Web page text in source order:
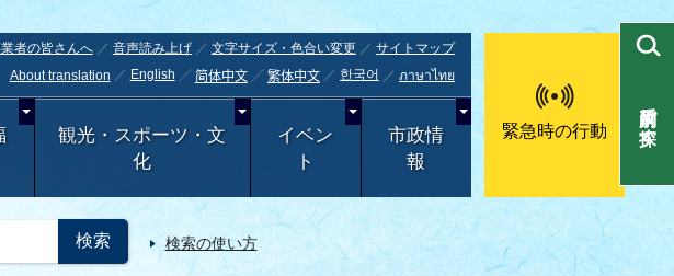
者の皆さんへ 音声読み上げ 文字サイズ・色合い変更
サイトマップ
About translation
English 简体中文 繁体中文 한국어 ภาษาไทย
観光・スポーツ・文
化
イベン
ト
市政情
報
緊急時の行動
検索の使い方
目的別で探す